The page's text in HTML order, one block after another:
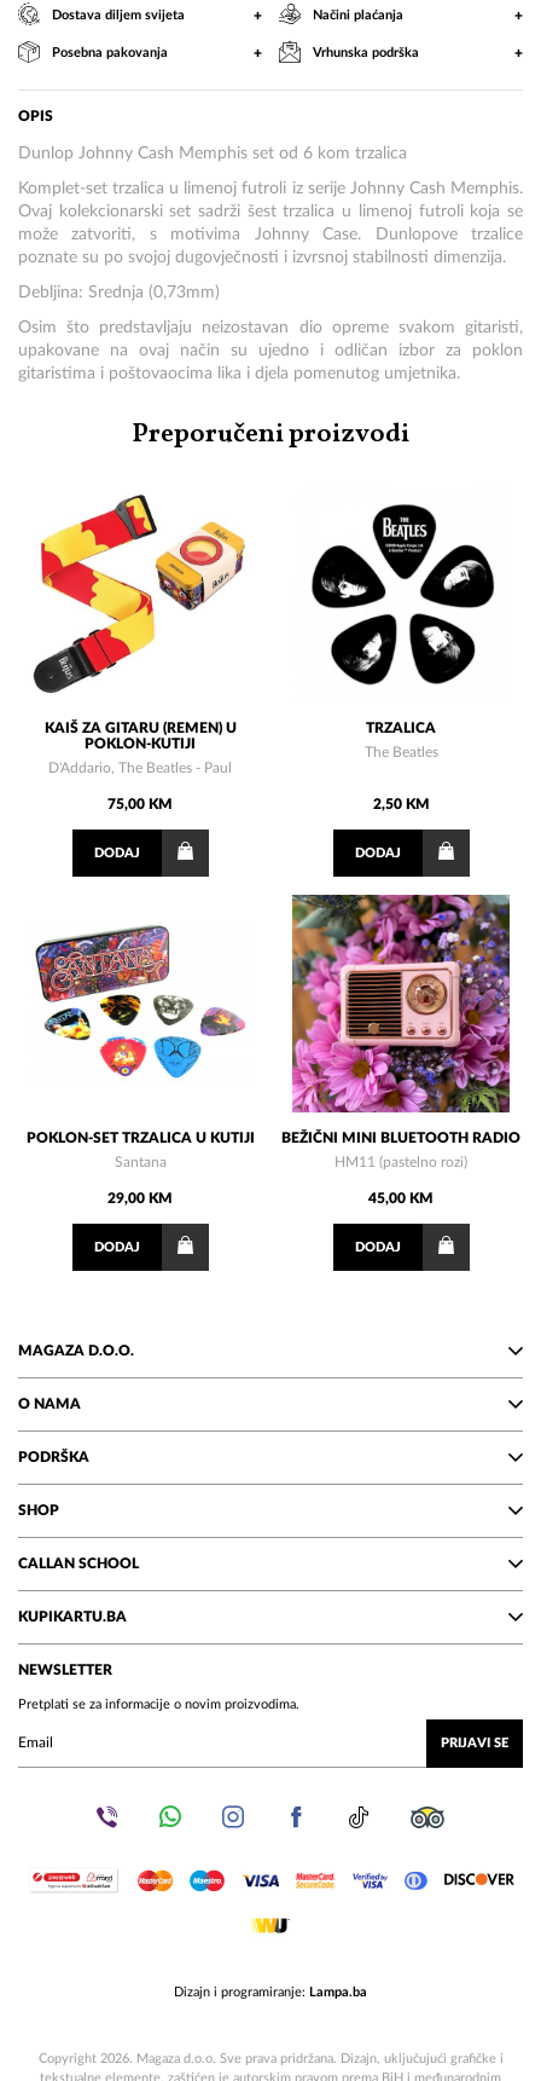
Dostava diljem svijeta + Načini plaćanja +
Posebna pakovanja + Vrhunska podrška +
OPIS
Dunlop Johnny Cash Memphis set od 6 kom trzalica
Komplet-set trzalica u limenoj futroli iz serije Johnny Cash Memphis.
Ovaj kolekcionarski set sadrži šest trzalica u limenoj futroli koja se
može zatvoriti, s motivima Johnny Case. Dunlopove trzalice
poznate su po svojoj dugovječnosti i izvrsnoj stabilnosti dimenzija.
Debljina: Srednja (0,73mm)
Osim što predstavljaju neizostavan dio opreme svakom gitaristi,
upakovane na ovaj način su ujedno i odličan izbor za poklon
gitaristima i poštovaocima lika i djela pomenutog umjetnika.
Preporučeni proizvodi
KAIŠ ZA GITARU (REMEN) U
POKLON-KUTIJI
D'Addario, The Beatles - Paul
75,00 KM
DODAJ
TRZALICA
The Beatles
2,50 KM
DODAJ
POKLON-SET TRZALICA U KUTIJI
Santana
29,00 KM
DODAJ
BEŽIČNI MINI BLUETOOTH RADIO
HM11 (pastelno rozi)
45,00 KM
DODAJ
MAGAZA D.O.O.
O NAMA
PODRŠKA
SHOP
CALLAN SCHOOL
KUPIKARTU.BA
NEWSLETTER
Pretplati se za informacije o novim proizvodima.
PRIJAVI SE
Dizajn i programiranje: Lampa.ba
Copyright 2026. Magaza d.o.o. Sve prava pridržana. Dizajn, uključujući grafičke i
tekstualne elemente, zaštićen je autorskim pravom prema BiH i međunarodnim